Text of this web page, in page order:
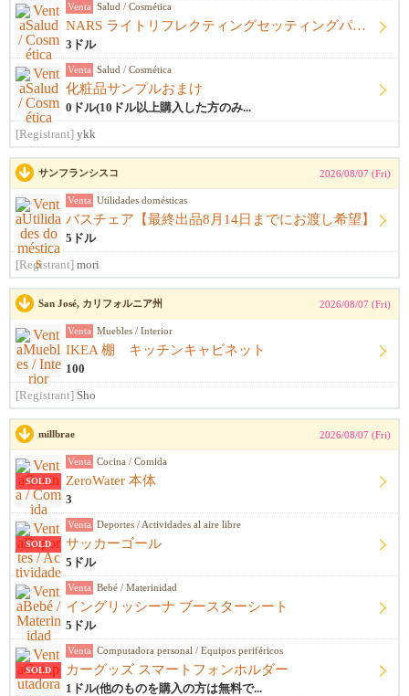
Venta Salud / Cosmética
NARS ライトリフレクティングセッティングパウダー プレストN
3ドル
Venta Salud / Cosmética
化粧品サンプルおまけ
0ドル(10ドル以上購入した方のみ...
[Registrant] ykk
サンフランシスコ 2026/08/07 (Fri)
Venta Utilidades domésticas
バスチェア【最終出品8月14日までにお渡し希望】
5ドル
[Registrant] mori
San José, カリフォルニア州 2026/08/07 (Fri)
Venta Muebles / Interior
IKEA 棚 キッチンキャビネット
100
[Registrant] Sho
millbrae 2026/08/07 (Fri)
SOLD
Venta Cocina / Comida
ZeroWater 本体
3
SOLD
Venta Deportes / Actividades al aire libre
サッカーゴール
5ドル
Venta Bebé / Materinidad
イングリッシーナ ブースターシート
5ドル
SOLD
Venta Computadora personal / Equipos periféricos
カーグッズ スマートフォンホルダー
1ドル(他のものを購入の方は無料で...